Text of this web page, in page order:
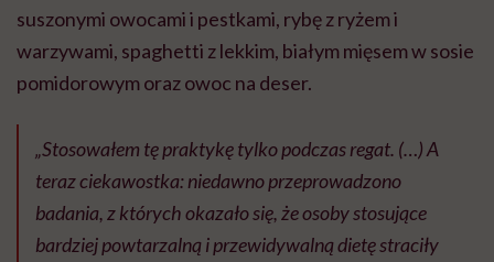
suszonymi owocami i pestkami, rybę z ryżem i
warzywami, spaghetti z lekkim, białym mięsem w sosie
pomidorowym oraz owoc na deser.
„Stosowałem tę praktykę tylko podczas regat. (…) A
teraz ciekawostka: niedawno przeprowadzono
badania, z których okazało się, że osoby stosujące
bardziej powtarzalną i przewidywalną dietę straciły